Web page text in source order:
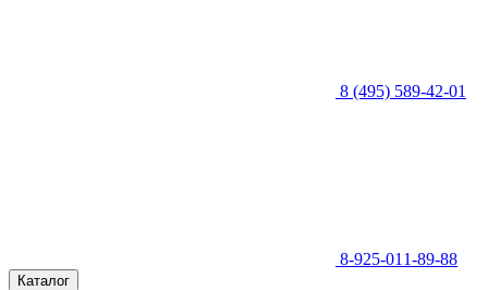
8 (495) 589-42-01
8-925-011-89-88
Каталог